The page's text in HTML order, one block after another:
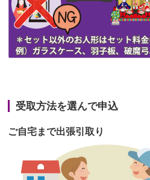
第44回人形供養祭令和3年
第43回人形供養祭令和3年
第39回人形供養祭令和2年
第38回人形供養祭 令和2年
受取方法を選んで申込
ご自宅まで出張引取り